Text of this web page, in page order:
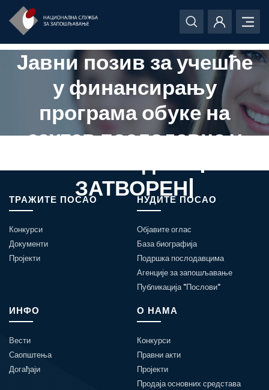
Јавни позив за учешће
у финансирању
програма обуке на
захтев послодавца у
2019. години |
ЗАТВОРЕН|
ТРАЖИТЕ ПОСАО
Конкурси
Документи
Пројекти
НУДИТЕ ПОСАО
Објавите оглас
База биографија
Подршка послодавцима
Агенције за запошљавање
Публикација "Послови"
ИНФО
Вести
Саопштења
Догађаји
О НАМА
Конкурси
Правни акти
Пројекти
Продаја основних средстава